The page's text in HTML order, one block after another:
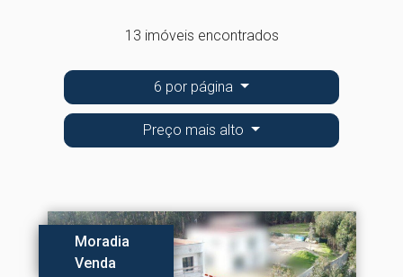
13 imóveis encontrados
6 por página
Preço mais alto
Moradia
Venda